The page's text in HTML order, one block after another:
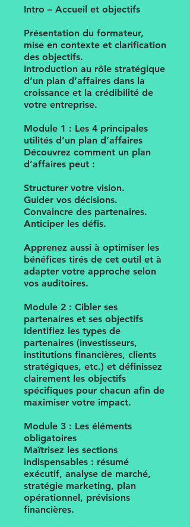
Intro – Accueil et objectifs
Présentation du formateur,
mise en contexte et clarification
des objectifs.
Introduction au rôle stratégique
d’un plan d’affaires dans la
croissance et la crédibilité de
votre entreprise.
Module 1 : Les 4 principales
utilités d’un plan d’affaires
Découvrez comment un plan
d’affaires peut :
Structurer votre vision.
Guider vos décisions.
Convaincre des partenaires.
Anticiper les défis.
Apprenez aussi à optimiser les
bénéfices tirés de cet outil et à
adapter votre approche selon
vos auditoires.
Module 2 : Cibler ses
partenaires et ses objectifs
Identifiez les types de
partenaires (investisseurs,
institutions financières, clients
stratégiques, etc.) et définissez
clairement les objectifs
spécifiques pour chacun afin de
maximiser votre impact.
Module 3 : Les éléments
obligatoires
Maîtrisez les sections
indispensables : résumé
exécutif, analyse de marché,
stratégie marketing, plan
opérationnel, prévisions
financières.